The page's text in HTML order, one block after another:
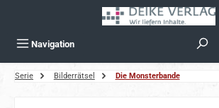
Navigation
Serie Bilderrätsel Die Monsterbande